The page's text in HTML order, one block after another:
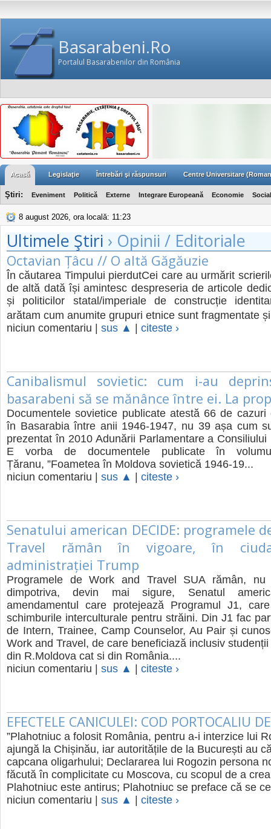
Basarabeni.Ro
Portalul Basarabenilor din România
Acasă Legislaţie Întrebări şi răspunsuri Centre Universitare
Ştiri: Eveniment Politică Externe Integrare Europeană Economie Social
8 august 2026, ora locală: 11:23
Ultimele Ştiri › Opinii / Editoriale
Octavian Țâcu // O altă Găgăuzie
În căutarea Timpului pierdutCei care au urmărit
de altă dată își amintesc despreseria de articole
și politicilor statal/imperiale de construcție
arătam cum anumite grupuri etnice sunt fragmentate
niciun comentariu | sus ▲ citeste ›
Canibalismul sovietic: cum i-au
basarabeni să se mănânce între ei. La
Documentele sovietice publicate atestă 66 de cazuri
în Basarabia între anii 1946-1947, nu 39 așa cum
prezentat în 2010 Adunării Parlamentare a Consiliului
E vorba de documentele publicate în
Țăranu, ”Foametea în Moldova sovietică 1946-19...
niciun comentariu | sus ▲ citeste ›
Senatului american DECIDE: programele
Travel rămân în vigoare, în
administrației Trump
Programele de Work and Travel SUA rămân, nu
dimpotriva, devin mai sigure, Senatul
amendamentul care protejează Programul J1,
schimburile interculturale pentru străini. Din J1 fac
de Intern, Trainee, Camp Counselor, Au Pair și
Work and Travel, de care beneficiază inclusiv
din R.Moldova cat si din România....
niciun comentariu | sus ▲ citeste ›
EFECTELE CANICULEI: COD PORTOCALIU
”Plahotniuc a folosit România, pentru a-i interzice lui
ajungă la Chișinău, iar autoritățile de la București au
capcana oligarhului; Declararea lui Rogozin persona
făcută în complicitate cu Moscova, cu scopul de a
Plahotniuc este antirus; Plahotniuc se preface că se
niciun comentariu | sus ▲ citeste ›